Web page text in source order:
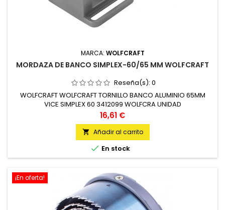
MARCA: WOLFCRAFT
MORDAZA DE BANCO SIMPLEX-60/65 MM WOLFCRAFT
Reseña(s): 0
WOLFCRAFT WOLFCRAFT TORNILLO BANCO ALUMINIO 65MM
VICE SIMPLEX 60 3412099 WOLFCRA UNIDAD
Precio
16,61 €
 Añadir al carrito
 En stock
¡En oferta!